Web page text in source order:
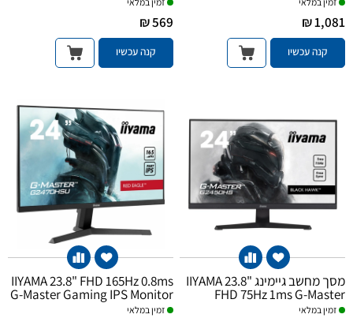
1,081 ₪
קנה עכשיו
569 ₪
קנה עכשיו
מסך מחשב גיימינג IIYAMA 23.8"
FHD 75Hz 1ms G-Master
Gaming VA
זמין במלאי
IIYAMA 23.8" FHD 165Hz 0.8ms
G-Master Gaming IPS Monitor
זמין במלאי